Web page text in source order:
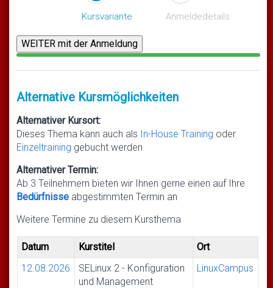
Kursvariante Anmeldedetails
Alternative Kursmöglichkeiten
Alternativer Kursort:
Dieses Thema kann auch als In-House Training oder
Einzeltraining gebucht werden
Alternativer Termin:
Ab 3 Teilnehmern bieten wir Ihnen gerne einen auf Ihre
Bedürfnisse abgestimmten Termin an
Weitere Termine zu diesem Kursthema
Datum Kurstitel
Ort
12.08.2026
SELinux 2 - Konfiguration
und Management
LinuxCampus